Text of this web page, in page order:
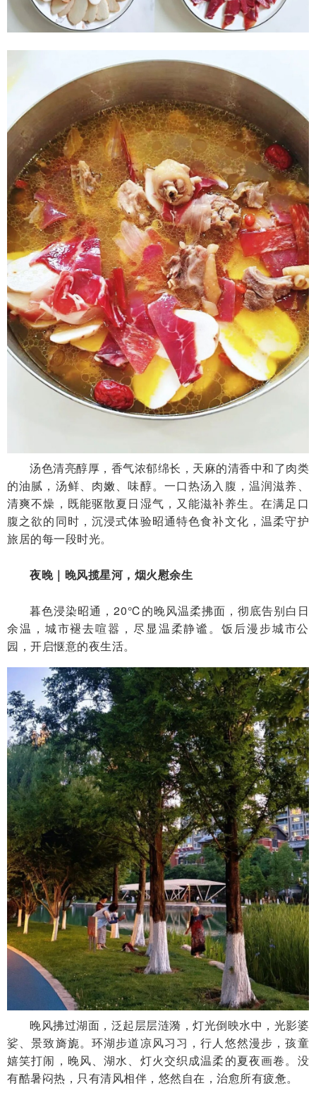
汤色清亮醇厚，香气浓郁绵长，天麻的清香中和了肉类
的油腻，汤鲜、肉嫩、味醇。一口热汤入腹，温润滋养、
清爽不燥，既能驱散夏日湿气，又能滋补养生。在满足口
腹之欲的同时，沉浸式体验昭通特色食补文化，温柔守护
旅居的每一段时光。
夜晚｜晚风揽星河，烟火慰余生
暮色浸染昭通，20℃的晚风温柔拂面，彻底告别白日
余温，城市褪去喧嚣，尽显温柔静谧。饭后漫步城市公
园，开启惬意的夜生活。
晚风拂过湖面，泛起层层涟漪，灯光倒映水中，光影婆
娑、景致旖旎。环湖步道凉风习习，行人悠然漫步，孩童
嬉笑打闹，晚风、湖水、灯火交织成温柔的夏夜画卷。没
有酷暑闷热，只有清风相伴，悠然自在，治愈所有疲惫。